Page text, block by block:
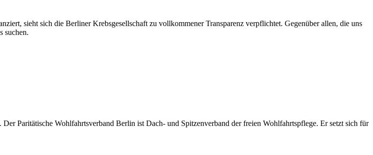
sieht sich die Berliner Krebsgesellschaft zu vollkommener Transparenz verpflichtet. Gegenüber allen, die uns
suchen.
Paritätische Wohlfahrtsverband Berlin ist Dach- und Spitzenverband der freien Wohlfahrtspflege. Er setzt sich für